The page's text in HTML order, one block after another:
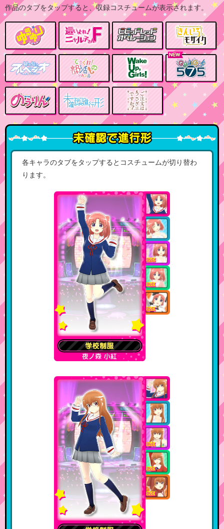
作品のタブをタップすると、収録コスチュームが表示されます。
各キャラのタブをタップするとコスチュームが切り替わ
ります。